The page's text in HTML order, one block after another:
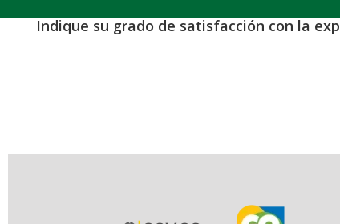
Indique su grado de satisfacción con la